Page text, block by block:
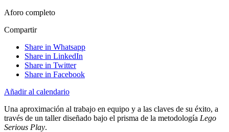
Aforo completo
Compartir
Share in Whatsapp
Share in LinkedIn
Share in Twitter
Share in Facebook
Añadir al calendario
Una aproximación al trabajo en equipo y a las claves de su éxito, a
través de un taller diseñado bajo el prisma de la metodología Lego
Serious Play.